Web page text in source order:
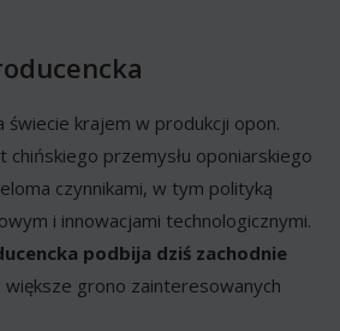
świecie krajem w produkcji opon.
chińskiego przemysłu oponiarskiego
czynnikami, w tym polityką
i innowacjami technologicznymi.
podbija dziś zachodnie
większe grono zainteresowanych